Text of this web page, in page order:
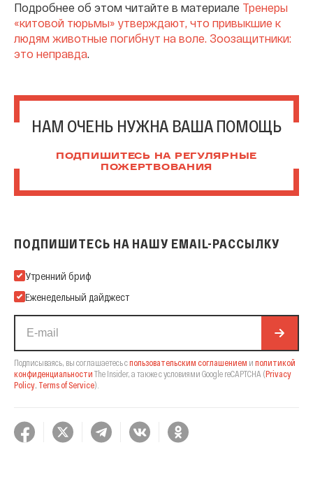
Подробнее об этом читайте в материале Тренеры
«китовой тюрьмы» утверждают, что привыкшие к
людям животные погибнут на воле. Зоозащитники:
это неправда.
НАМ ОЧЕНЬ НУЖНА ВАША ПОМОЩЬ
ПОДПИШИТЕСЬ НА РЕГУЛЯРНЫЕ
ПОЖЕРТВОВАНИЯ
ПОДПИШИТЕСЬ НА НАШУ EMAIL-РАССЫЛКУ
Подпишитесь на нашу Email-рассылку
Утренний бриф
Еженедельный дайджест
Подписываясь, вы соглашаетесь спользовательским соглашением и политикой
конфиденциальности The Insider, а также с условиями Google reCAPTCHA (Privacy
Policy, Terms of Service).